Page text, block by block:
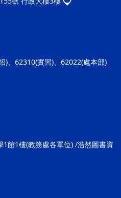
)、62310(實習)、62022(處本部)
館1樓(教務處各單位) /浩然圖書資